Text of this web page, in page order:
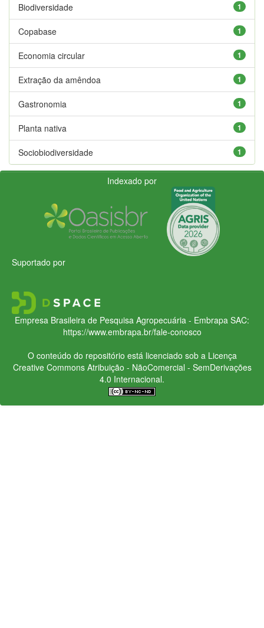
1
Biodiversidade
1
Copabase
1
Economia circular
1
Extração da amêndoa
1
Gastronomia
1
Planta nativa
1
Sociobiodiversidade
Indexado por
Suportado por
Empresa Brasileira de Pesquisa Agropecuária - Embrapa SAC:
https://www.embrapa.br/fale-conosco
O conteúdo do repositório está licenciado sob a Licença
Creative CommonsAtribuição - NãoComercial - SemDerivações
4.0 Internacional.